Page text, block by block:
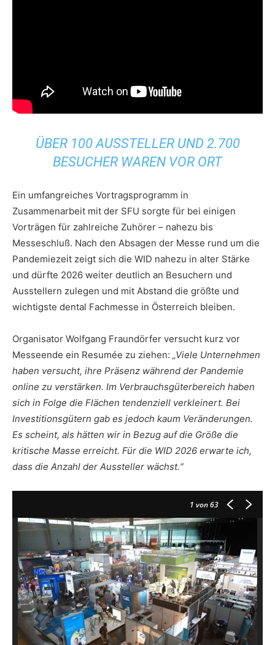
ÜBER 100 AUSSTELLER UND 2.700
BESUCHER WAREN VOR ORT
Ein umfangreiches Vortragsprogramm in
Zusammenarbeit mit der SFU sorgte für bei einigen
Vorträgen für zahlreiche Zuhörer – nahezu bis
Messeschluß. Nach den Absagen der Messe rund um die
Pandemiezeit zeigt sich die WID nahezu in alter Stärke
und dürfte 2026 weiter deutlich an Besuchern und
Ausstellern zulegen und mit Abstand die größte und
wichtigste dental Fachmesse in Österreich bleiben.
Organisator Wolfgang Fraundörfer versucht kurz vor
Messeende ein Resumée zu ziehen: „Viele Unternehmen
haben versucht, ihre Präsenz während der Pandemie
online zu verstärken. Im Verbrauchsgüterbereich haben
sich in Folge die Flächen tendenziell verkleinert. Bei
Investitionsgütern gab es jedoch kaum Veränderungen.
Es scheint, als hätten wir in Bezug auf die Größe die
kritische Masse erreicht. Für die WID 2026 erwarte ich,
dass die Anzahl der Aussteller wächst.“
1 von 63